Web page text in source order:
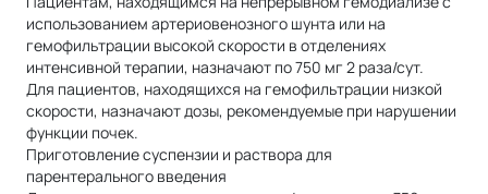
использованием артериовенозного шунта или на
гемофильтрации высокой скорости в отделениях
интенсивной терапии, назначают по 750 мг 2 раза/сут.
Для пациентов, находящихся на гемофильтрации низкой
скорости, назначают дозы, рекомендуемые при нарушении
функции почек.
Приготовление суспензии и раствора для
парентерального введения